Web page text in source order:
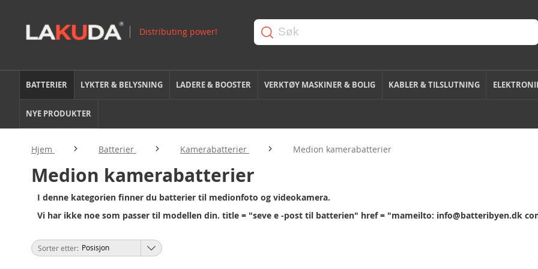
BATTERIER LYKTER & BELYSNING LADERE & BOOSTER VERKTØY MASKINER & BOLIG KABLER & TILSLUTNING
NYE PRODUKTER
Hjem Batterier Kamerabatterier Medion kamerabatterier
Medion kamerabatterier
I denne kategorien finner du batterier til medionfoto og videokamera.
Vi har ikke noe som passer til modellen din. title = "seve e -post til batterien" href = "mameilto: info@batteribyen.dk
Sorter etter